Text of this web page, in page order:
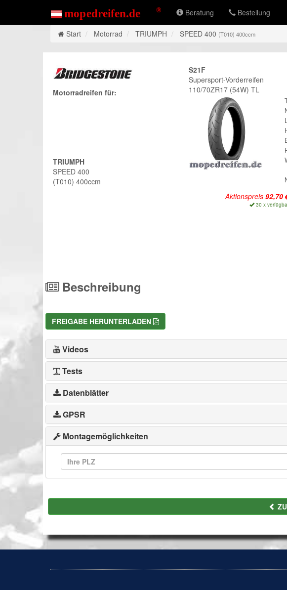
Beratung Bestellung
Start Motorrad TRIUMPH SPEED 400 (T010) 400ccm
Motorradreifen für:
TRIUMPH
SPEED 400
(T010) 400ccm
S21F
Supersport-Vorderreifen
110/70ZR17 (54W) TL
Aktionspreis
30 x
Beschreibung
FREIGABE HERUNTERLADEN
Videos
Tests
Datenblätter
GPSR
Montagemöglichkeiten